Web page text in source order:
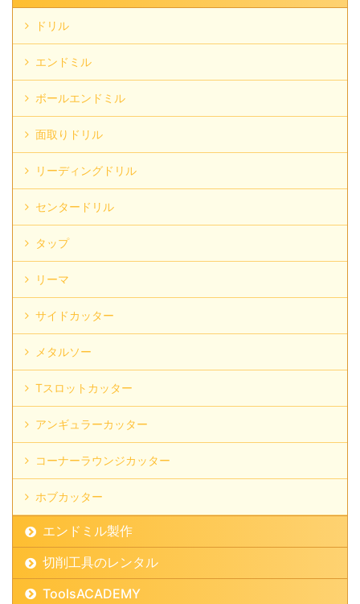
ドリル
エンドミル
ボールエンドミル
面取りドリル
リーディングドリル
センタードリル
タップ
リーマ
サイドカッター
メタルソー
Tスロットカッター
アンギュラーカッター
コーナーラウンジカッター
ホブカッター
エンドミル製作
切削工具のレンタル
ToolsACADEMY